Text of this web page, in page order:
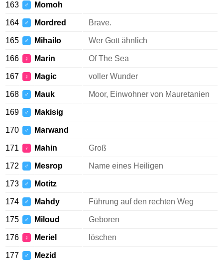
163 ♂ Momoh
164 ♂ Mordred Brave.
165 ♂ Mihailo Wer Gott ähnlich
166 ♀ Marin Of The Sea
167 ♀ Magic voller Wunder
168 ♂ Mauk Moor, Einwohner von Mauretanien
169 ♂ Makisig
170 ♂ Marwand
171 ♀ Mahin Groß
172 ♂ Mesrop Name eines Heiligen
173 ♂ Motitz
174 ♂ Mahdy Führung auf den rechten Weg
175 ♂ Miloud Geboren
176 ♀ Meriel löschen
177 ♂ Mezid